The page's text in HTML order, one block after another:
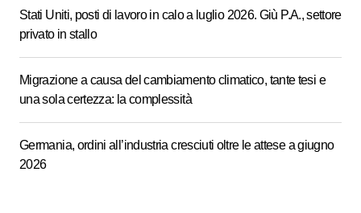
Stati Uniti, posti di lavoro in calo a luglio 2026. Giù P.A., settore
privato in stallo
Migrazione a causa del cambiamento climatico, tante tesi e
una sola certezza: la complessità
Germania, ordini all’industria cresciuti oltre le attese a giugno
2026